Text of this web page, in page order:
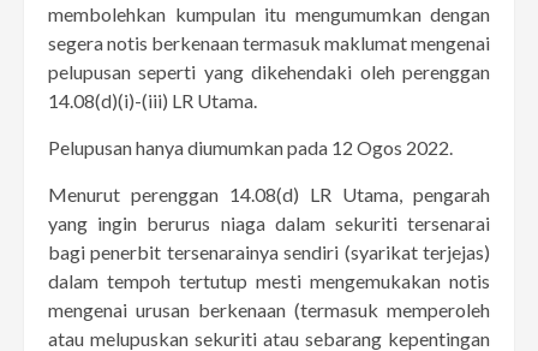
membolehkan kumpulan itu mengumumkan dengan
segera notis berkenaan termasuk maklumat mengenai
pelupusan seperti yang dikehendaki oleh perenggan
14.08(d)(i)-(iii) LR Utama.
Pelupusan hanya diumumkan pada 12 Ogos 2022.
Menurut perenggan 14.08(d) LR Utama, pengarah
yang ingin berurus niaga dalam sekuriti tersenarai
bagi penerbit tersenarainya sendiri (syarikat terjejas)
dalam tempoh tertutup mesti mengemukakan notis
mengenai urusan berkenaan (termasuk memperoleh
atau melupuskan sekuriti atau sebarang kepentingan